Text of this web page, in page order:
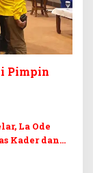
Pimpin
La Ode
Kader dan
Selatan